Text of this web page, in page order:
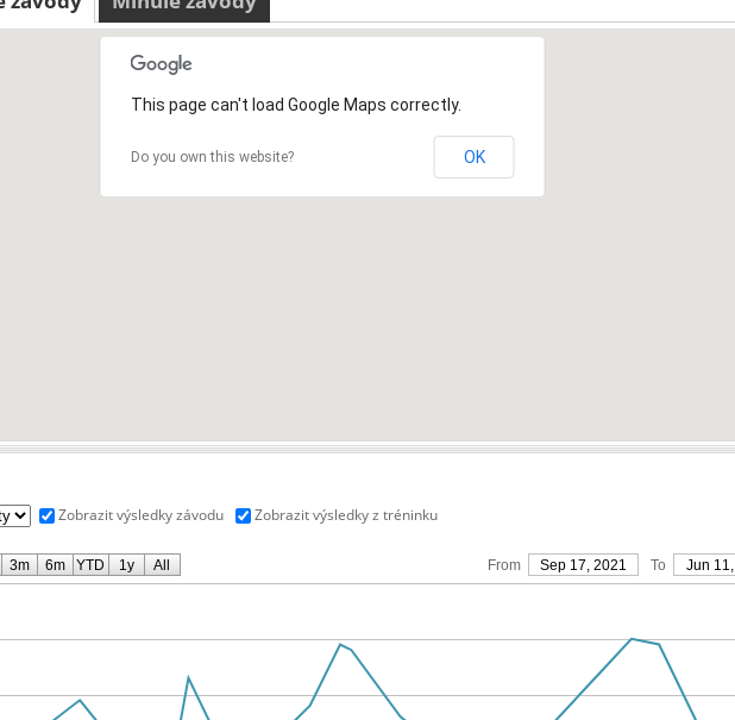
This page can't load Google Maps correctly.
Do you own this website? OK
Zobrazit výsledky závodu
Zobrazit výsledky z tréninku
From Sep 17, 2021 To Jun
3m 6m YTD 1y All